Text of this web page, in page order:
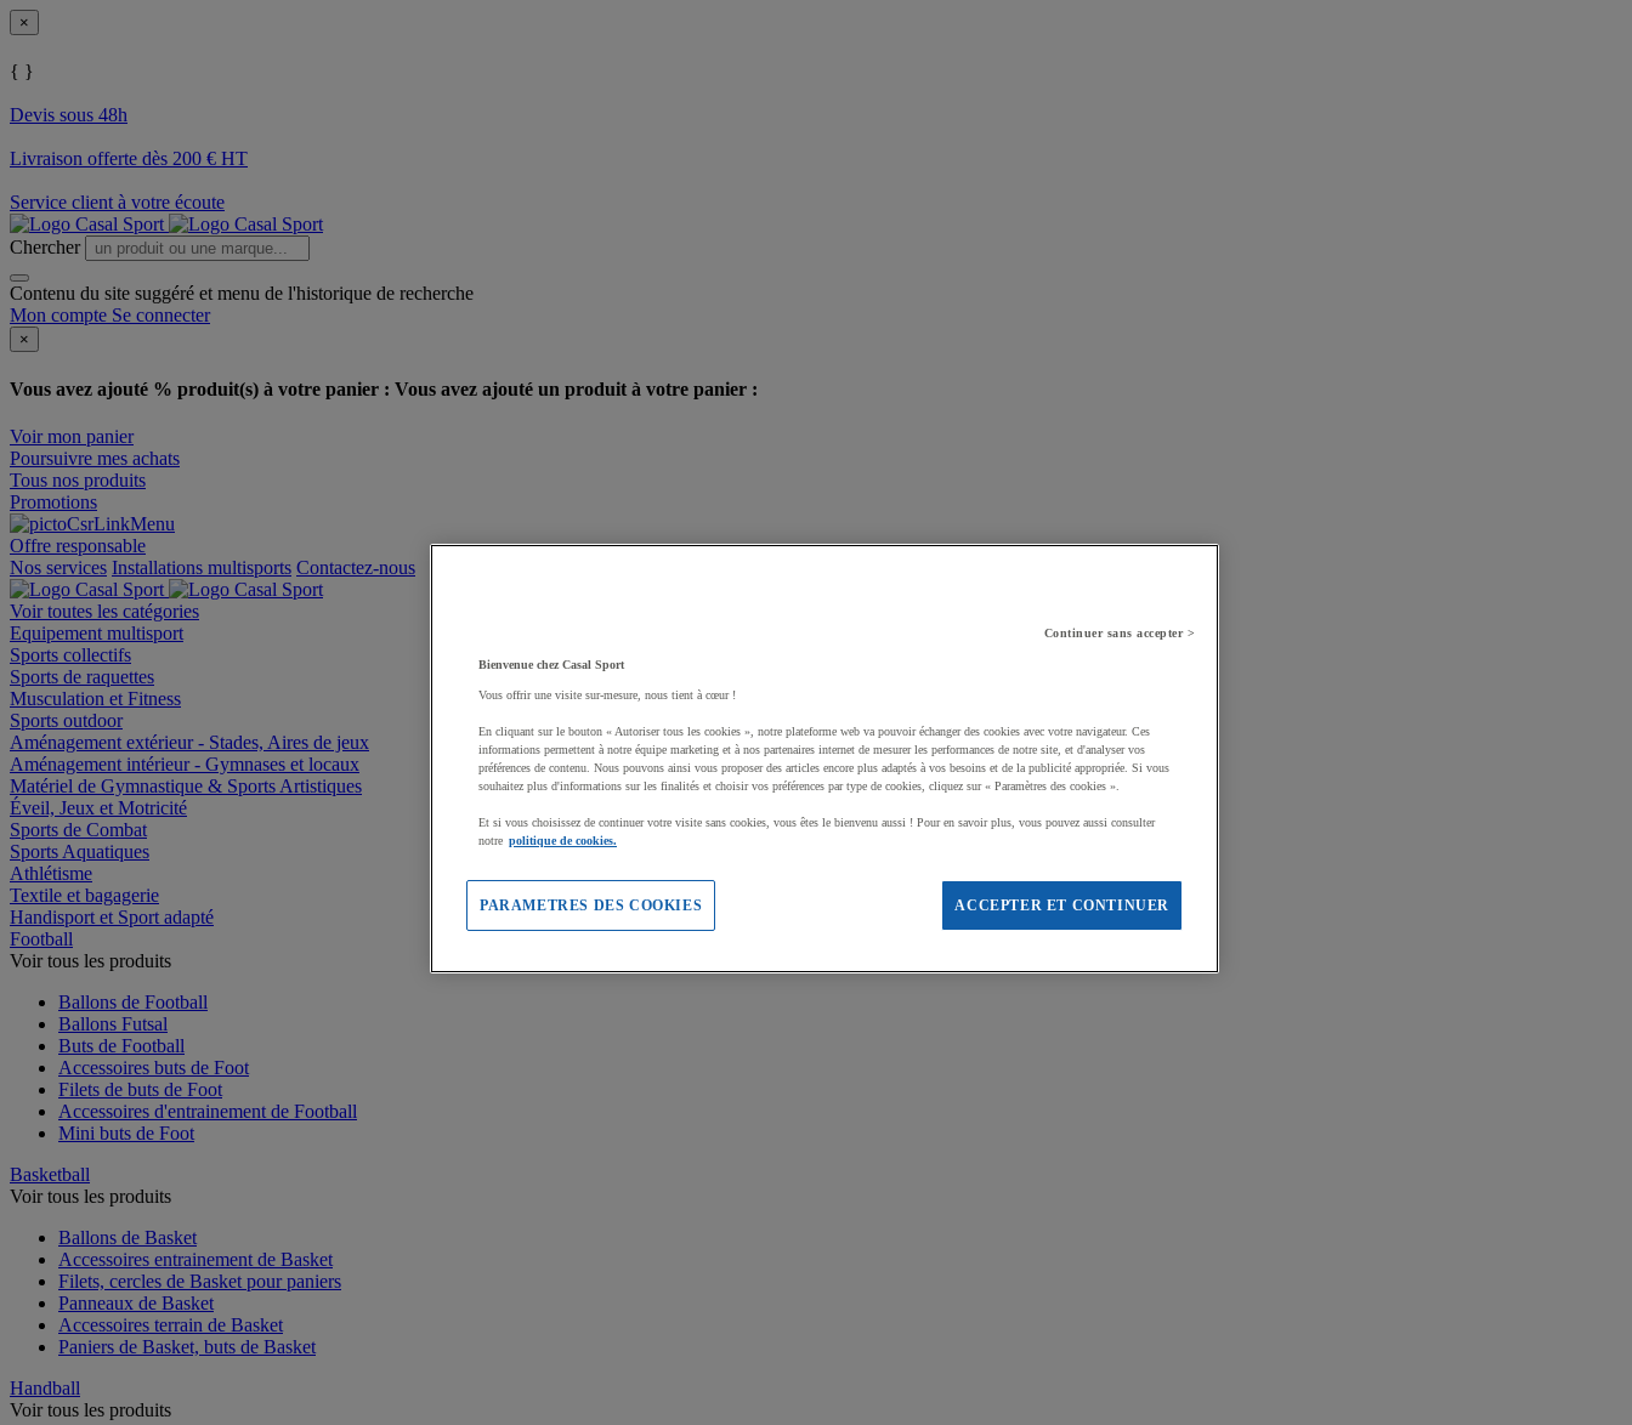
×
{ }
Devis sous 48h
Livraison offerte dès 200 € HT
Service client à votre écoute
Chercher
Contenu du site suggéré et menu de l'historique de recherche
Mon compte Se connecter
×
Vous avez ajouté % produit(s) à votre panier : Vous avez ajouté un produit à votre panier :
Voir mon panier
Poursuivre mes achats
Tous nos produits
Promotions
Offre responsable
Nos services Installations multisports Contactez-nous
Voir toutes les catégories
Equipement multisport
Sports collectifs
Sports de raquettes
Musculation et Fitness
Sports outdoor
Aménagement extérieur - Stades, Aires de jeux
Aménagement intérieur - Gymnases et locaux
Matériel de Gymnastique & Sports Artistiques
Éveil, Jeux et Motricité
Sports de Combat
Sports Aquatiques
Athlétisme
Textile et bagagerie
Handisport et Sport adapté
Football
Voir tous les produits
Ballons de Football
Ballons Futsal
Buts de Football
Accessoires buts de Foot
Filets de buts de Foot
Accessoires d'entrainement de Football
Mini buts de Foot
Basketball
Voir tous les produits
Ballons de Basket
Accessoires entrainement de Basket
Filets, cercles de Basket pour paniers
Panneaux de Basket
Accessoires terrain de Basket
Paniers de Basket, buts de Basket
Handball
Voir tous les produits
Continuer sans accepter >
Bienvenue chez Casal Sport
Vous offrir une visite sur-mesure, nous tient à cœur !
En cliquant sur le bouton « Autoriser tous les cookies », notre plateforme web va pouvoir échanger des cookies avec votre navigateur. Ces
informations permettent à notre équipe marketing et à nos partenaires internet de mesurer les performances de notre site, et d'analyser vos
préférences de contenu. Nous pouvons ainsi vous proposer des articles encore plus adaptés à vos besoins et de la publicité appropriée. Si vous
souhaitez plus d'informations sur les finalités et choisir vos préférences par type de cookies, cliquez sur « Paramètres des cookies ».
Et si vous choisissez de continuer votre visite sans cookies, vous êtes le bienvenu aussi ! Pour en savoir plus, vous pouvez aussi consulter
notre politique de cookies.
ACCEPTER ET CONTINUER
PARAMETRES DES COOKIES